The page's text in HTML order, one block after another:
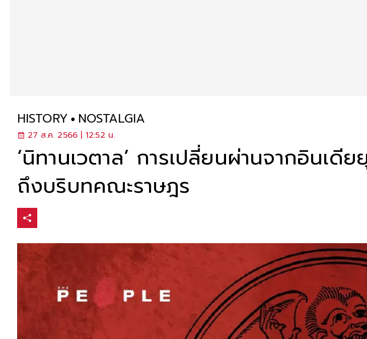
HISTORY NOSTALGIA
27 ส.ค. 2566 | 12:52 น.
‘นิทานเวตาล’ การเปลี่ยนผ่านจากอินเ
ถึงบริบทคณะราษฎร